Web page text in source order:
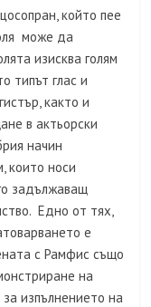
който пее
може да
изисква голям
типът глас и
както и
в актьорски
начин
които носи
задължаващ
Едно от тях,
е
с Рамфис също
на
изпълнението на